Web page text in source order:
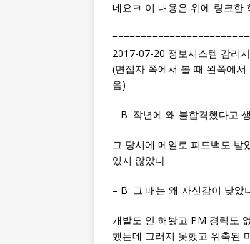
네요ㅋ 이 내용은 위에 링크한
2017-07-20 정보시스템 감리
(면접자 쪽에서 볼 때 왼쪽에
음)
– B: 작년에 왜 불합격했다고
그 당시에 메일로 피드백도 받
있지 않았다.
– B: 그 때는 왜 자신감이 낮았
개발도 안 해봤고 PM 경력도
했는데 그러지 못했고 위축된